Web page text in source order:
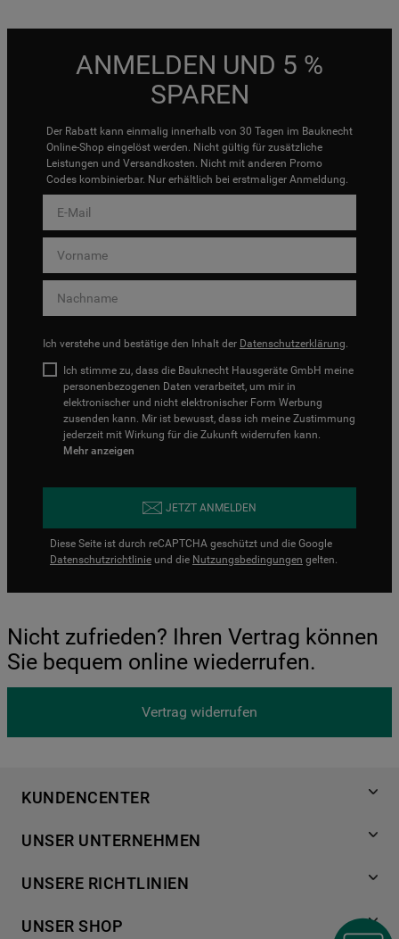
ANMELDEN UND 5 %
SPAREN
Der Rabatt kann einmalig innerhalb von 30 Tagen im Bauknecht
Online-Shop eingelöst werden. Nicht gültig für zusätzliche
Leistungen und Versandkosten. Nicht mit anderen Promo
Codes kombinierbar. Nur erhältlich bei erstmaliger Anmeldung.
Ich verstehe und bestätige den Inhalt der Datenschutzerklärung.
Ich stimme zu, dass die Bauknecht Hausgeräte GmbH meine
personenbezogenen Daten verarbeitet, um mir in
elektronischer und nicht elektronischer Form Werbung
zusenden kann. Mir ist bewusst, dass ich meine Zustimmung
jederzeit mit Wirkung für die Zukunft widerrufen kann.
Mehr anzeigen
JETZT ANMELDEN
Diese Seite ist durch reCAPTCHA geschützt und die Google
Datenschutzrichtlinie und die Nutzungsbedingungen gelten.
Nicht zufrieden? Ihren Vertrag können
Sie bequem online wiederrufen.
Vertrag widerrufen
KUNDENCENTER
Händlersuche
Häufige Fragen
Kontakt
UNSER UNTERNEHMEN
Für Händler
Karriere
UNSERE RICHTLINIEN
Cookies
UNSER SHOP